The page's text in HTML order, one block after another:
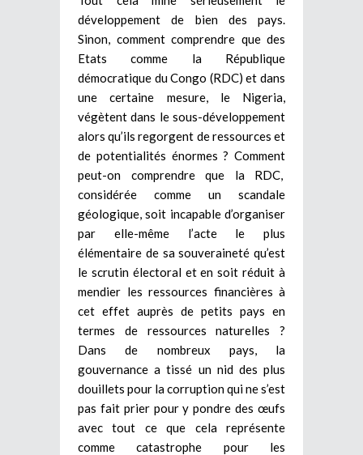
développement de bien des pays.
Sinon, comment comprendre que des
Etats comme la République
démocratique du Congo (RDC) et dans
une certaine mesure, le Nigeria,
végètent dans le sous-développement
alors qu’ils regorgent de ressources et
de potentialités énormes ? Comment
peut-on comprendre que la RDC,
considérée comme un scandale
géologique, soit incapable d’organiser
par elle-même l’acte le plus
élémentaire de sa souveraineté qu’est
le scrutin électoral et en soit réduit à
mendier les ressources financières à
cet effet auprès de petits pays en
termes de ressources naturelles ?
Dans de nombreux pays, la
gouvernance a tissé un nid des plus
douillets pour la corruption qui ne s’est
pas fait prier pour y pondre des œufs
avec tout ce que cela représente
comme catastrophe pour les